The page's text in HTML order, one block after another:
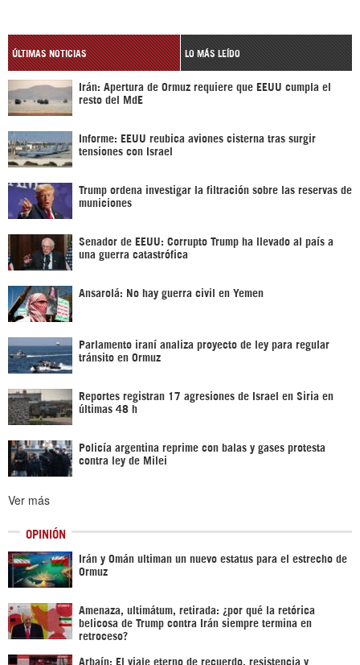
ÚLTIMAS NOTICIAS LO MÁS LEÍDO
Irán: Apertura de Ormuz requiere que EEUU cumpla el
resto del MdE
Informe: EEUU reubica aviones cisterna tras surgir
tensiones con Israel
Trump ordena investigar la filtración sobre las reservas de
municiones
Senador de EEUU: Corrupto Trump ha llevado al país a
una guerra catastrófica
Ansarolá: No hay guerra civil en Yemen
Parlamento iraní analiza proyecto de ley para regular
tránsito en Ormuz
Reportes registran 17 agresiones de Israel en Siria en
últimas 48 h
Policía argentina reprime con balas y gases protesta
contra ley de Milei
Ver más
OPINIÓN
Irán y Omán ultiman un nuevo estatus para el estrecho de
Ormuz
Amenaza, ultimátum, retirada: ¿por qué la retórica
belicosa de Trump contra Irán siempre termina en
retroceso?
Arbaín: El viaje eterno de recuerdo, resistencia y